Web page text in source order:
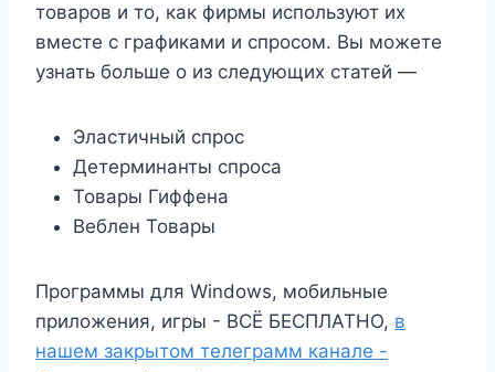
товаров и то, как фирмы используют их
вместе с графиками и спросом. Вы можете
узнать больше о из следующих статей —
Эластичный спрос
Детерминанты спроса
Товары Гиффена
Веблен Товары
Программы для Windows, мобильные
приложения, игры - ВСЁ БЕСПЛАТНО, в
нашем закрытом телеграмм канале -